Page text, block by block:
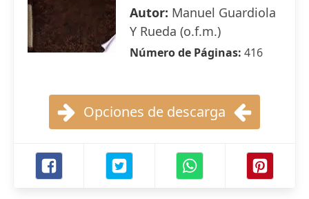
Autor: Manuel Guardiola
Y Rueda (o.f.m.)
Número de Páginas: 416
Opciones de descarga